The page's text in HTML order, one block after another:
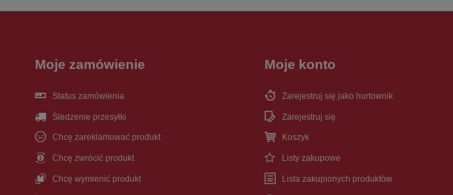
Moje zamówienie
Status zamówienia
Śledzenie przesyłki
Chcę zareklamować produkt
Chcę zwrócić produkt
Chcę wymienić produkt
Moje konto
Zarejestruj się jako hurtownik
Zarejestruj się
Koszyk
Listy zakupowe
Lista zakupionych produktów